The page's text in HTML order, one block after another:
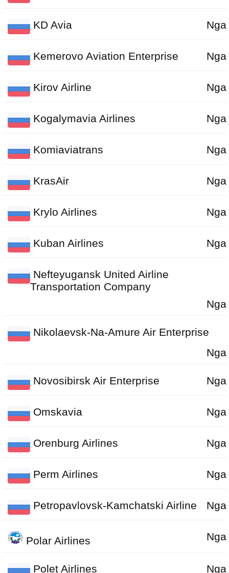
KD Avia Nga
Kemerovo Aviation Enterprise Nga
Kirov Airline Nga
Kogalymavia Airlines Nga
Komiaviatrans Nga
KrasAir Nga
Krylo Airlines Nga
Kuban Airlines Nga
Nefteyugansk United Airline
Transportation Company
Nga
Nikolaevsk-Na-Amure Air Enterprise
Nga
Novosibirsk Air Enterprise Nga
Omskavia Nga
Orenburg Airlines Nga
Perm Airlines Nga
Petropavlovsk-Kamchatski Airline Nga
Polar Airlines Nga
Polet Airlines Nga